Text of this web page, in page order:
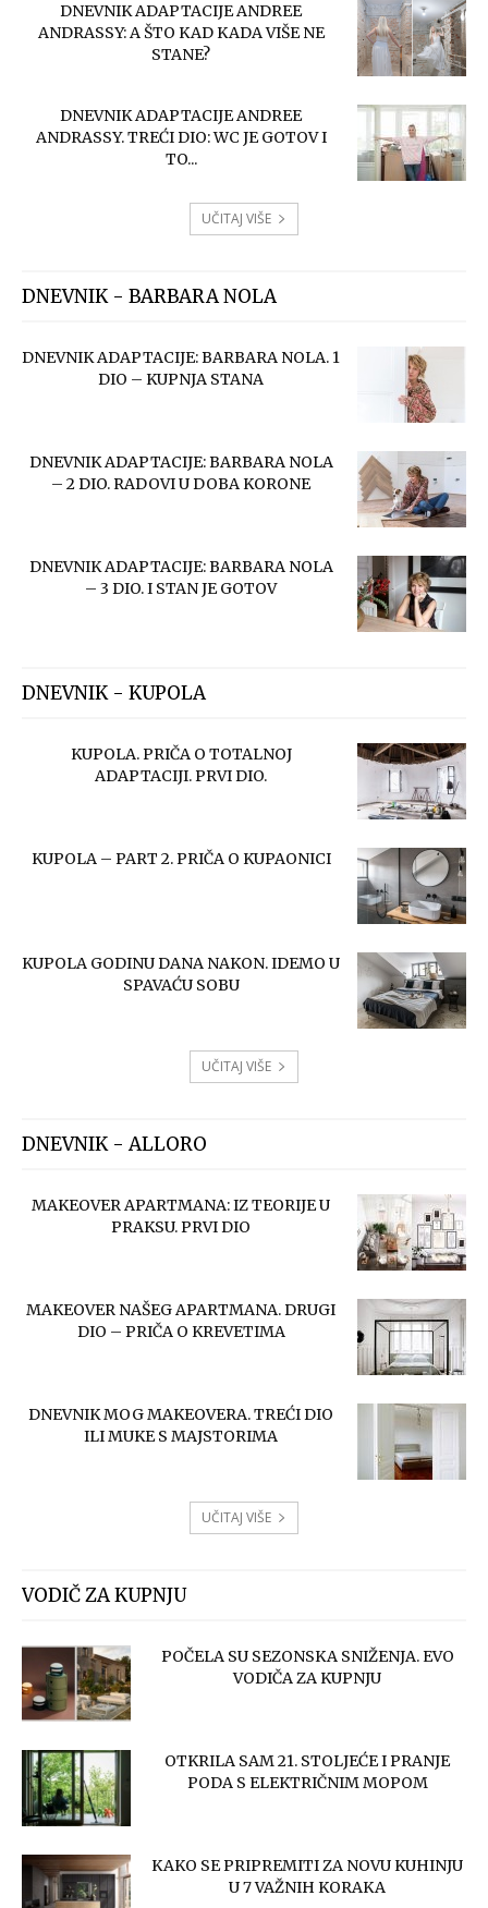
DNEVNIK ADAPTACIJE ANDREE
ANDRASSY: A ŠTO KAD KADA VIŠE NE
STANE?
DNEVNIK ADAPTACIJE ANDREE
ANDRASSY. TREĆI DIO: WC JE GOTOV I
TO...
UČITAJ VIŠE
DNEVNIK - BARBARA NOLA
DNEVNIK ADAPTACIJE: BARBARA NOLA. 1
DIO – KUPNJA STANA
DNEVNIK ADAPTACIJE: BARBARA NOLA
– 2 DIO. RADOVI U DOBA KORONE
DNEVNIK ADAPTACIJE: BARBARA NOLA
– 3 DIO. I STAN JE GOTOV
DNEVNIK - KUPOLA
KUPOLA. PRIČA O TOTALNOJ
ADAPTACIJI. PRVI DIO.
KUPOLA – PART 2. PRIČA O KUPAONICI
KUPOLA GODINU DANA NAKON. IDEMO U
SPAVAĆU SOBU
UČITAJ VIŠE
DNEVNIK - ALLORO
MAKEOVER APARTMANA: IZ TEORIJE U
PRAKSU. PRVI DIO
MAKEOVER NAŠEG APARTMANA. DRUGI
DIO – PRIČA O KREVETIMA
DNEVNIK MOG MAKEOVERA. TREĆI DIO
ILI MUKE S MAJSTORIMA
UČITAJ VIŠE
VODIČ ZA KUPNJU
POČELA SU SEZONSKA SNIŽENJA. EVO
VODIČA ZA KUPNJU
OTKRILA SAM 21. STOLJEĆE I PRANJE
PODA S ELEKTRIČNIM MOPOM
KAKO SE PRIPREMITI ZA NOVU KUHINJU
U 7 VAŽNIH KORAKA